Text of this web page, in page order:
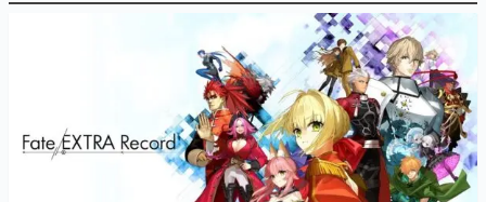
「経験値」「裏技」「ラスボス」… ゲームにまつわる言葉
の起源や用法の変遷を、コンピューター文化史研究家・タ
イニーP氏が徹底調査。
特集記事